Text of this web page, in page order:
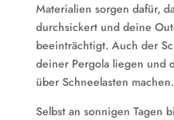
Materialien sorgen dafür,
durchsickert und deine
beeinträchtigt. Auch der
deiner Pergola liegen und
über Schneelasten machen.
Selbst an sonnigen Tagen